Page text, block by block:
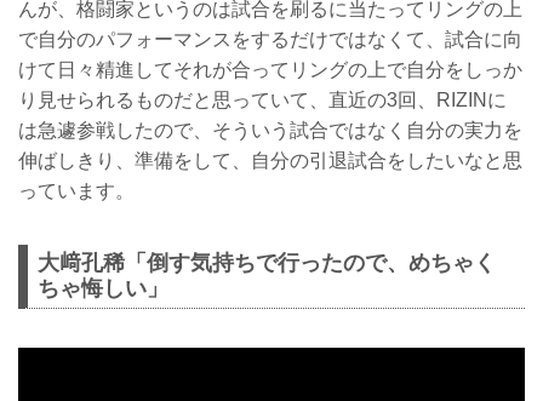
んが、格闘家というのは試合を刷るに当たってリングの上
で自分のパフォーマンスをするだけではなくて、試合に向
けて日々精進してそれが合ってリングの上で自分をしっか
り見せられるものだと思っていて、直近の3回、RIZINに
は急遽参戦したので、そういう試合ではなく自分の実力を
伸ばしきり、準備をして、自分の引退試合をしたいなと思
っています。
大﨑孔稀「倒す気持ちで行ったので、めちゃく
ちゃ悔しい」